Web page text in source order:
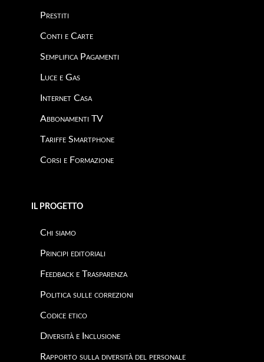
Prestiti
Conti e Carte
Semplifica Pagamenti
Luce e Gas
Internet Casa
Abbonamenti TV
Tariffe Smartphone
Corsi e Formazione
IL PROGETTO
Chi siamo
Principi editoriali
Feedback e Trasparenza
Politica sulle correzioni
Codice etico
Diversità e Inclusione
Rapporto sulla diversità del personale